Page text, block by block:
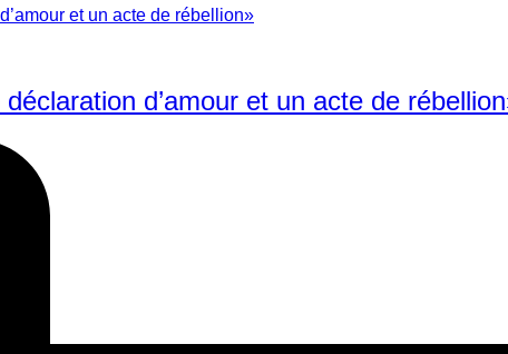
d’amour et un acte de